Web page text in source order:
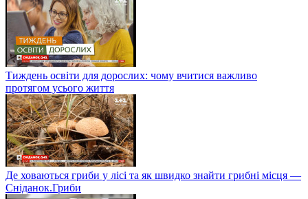
Тиждень освіти для дорослих: чому вчитися важливо
протягом усього життя
Де ховаються гриби у лісі та як швидко знайти грибні місця —
Сніданок.Гриби